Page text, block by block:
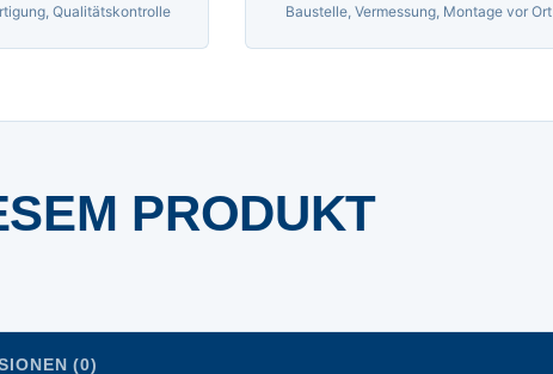
Qualitätskontrolle Baustelle, Vermessung, Montage vor Ort
PRODUKT
(0)